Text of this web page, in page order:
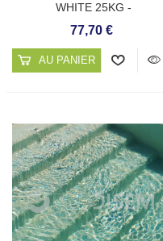
WHITE 25KG -
REVÊTEMENT CONTINU DE
77,70 €
AU PANIER